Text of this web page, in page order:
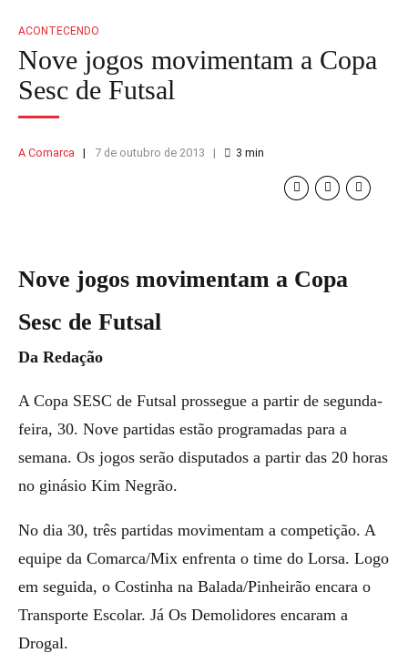
ACONTECENDO
Nove jogos movimentam a Copa
Sesc de Futsal
A Comarca 7 de outubro de 2013 3 min
Nove jogos movimentam a Copa
Sesc de Futsal
Da Redação
A Copa SESC de Futsal prossegue a partir de segunda-
feira, 30. Nove partidas estão programadas para a
semana. Os jogos serão disputados a partir das 20 horas
no ginásio Kim Negrão.
No dia 30, três partidas movimentam a competição. A
equipe da Comarca/Mix enfrenta o time do Lorsa. Logo
em seguida, o Costinha na Balada/Pinheirão encara o
Transporte Escolar. Já Os Demolidores encaram a
Drogal.